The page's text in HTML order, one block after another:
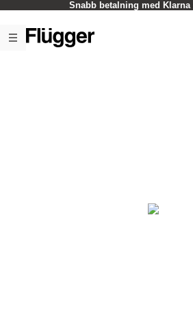
Snabb betalning med